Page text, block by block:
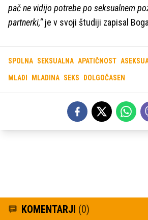
pač ne vidijo potrebe po seksualnem
partnerki,“je v svoji študiji zapisal
SPOLNA SEKSUALNA APATIČNOST
MLADI MLADINA SEKS DOLGOČASEN
KOMENTARJI (0)